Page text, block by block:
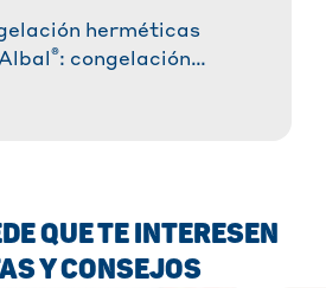
herméticas
®: congelación
QUE TE INTERESEN
Y CONSEJOS